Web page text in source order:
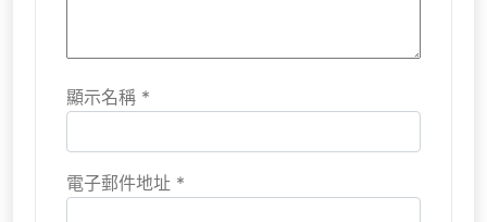
顯示名稱 *
電子郵件地址 *